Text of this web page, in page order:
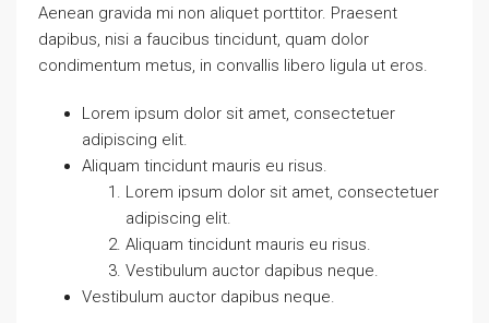
Aenean gravida mi non aliquet porttitor. Praesent
dapibus, nisi a faucibus tincidunt, quam dolor
condimentum metus, in convallis libero ligula ut eros.
Lorem ipsum dolor sit amet, consectetuer
adipiscing elit.
Aliquam tincidunt mauris eu risus.
Lorem ipsum dolor sit amet, consectetuer
adipiscing elit.
Aliquam tincidunt mauris eu risus.
Vestibulum auctor dapibus neque.
Vestibulum auctor dapibus neque.